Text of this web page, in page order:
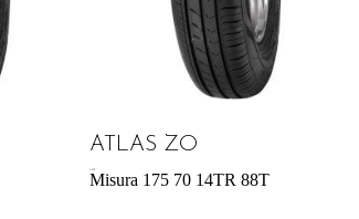
ATLAS ZO
Misura 175 70 14TR 88T